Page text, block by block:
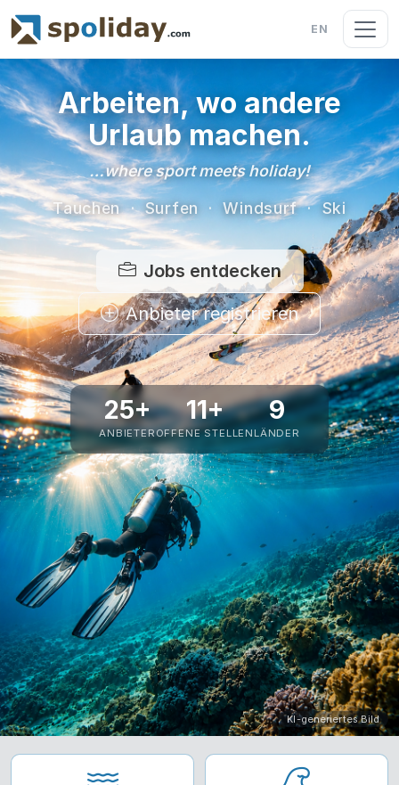
EN
KI-generiertes Bild
Arbeiten, wo andere
Urlaub machen.
…where sport meets holiday!
Tauchen · Surfen · Windsurf · Ski
Jobs entdecken
Anbieter registrieren
25+
ANBIETER
11+
OFFENE STELLEN
9
LÄNDER